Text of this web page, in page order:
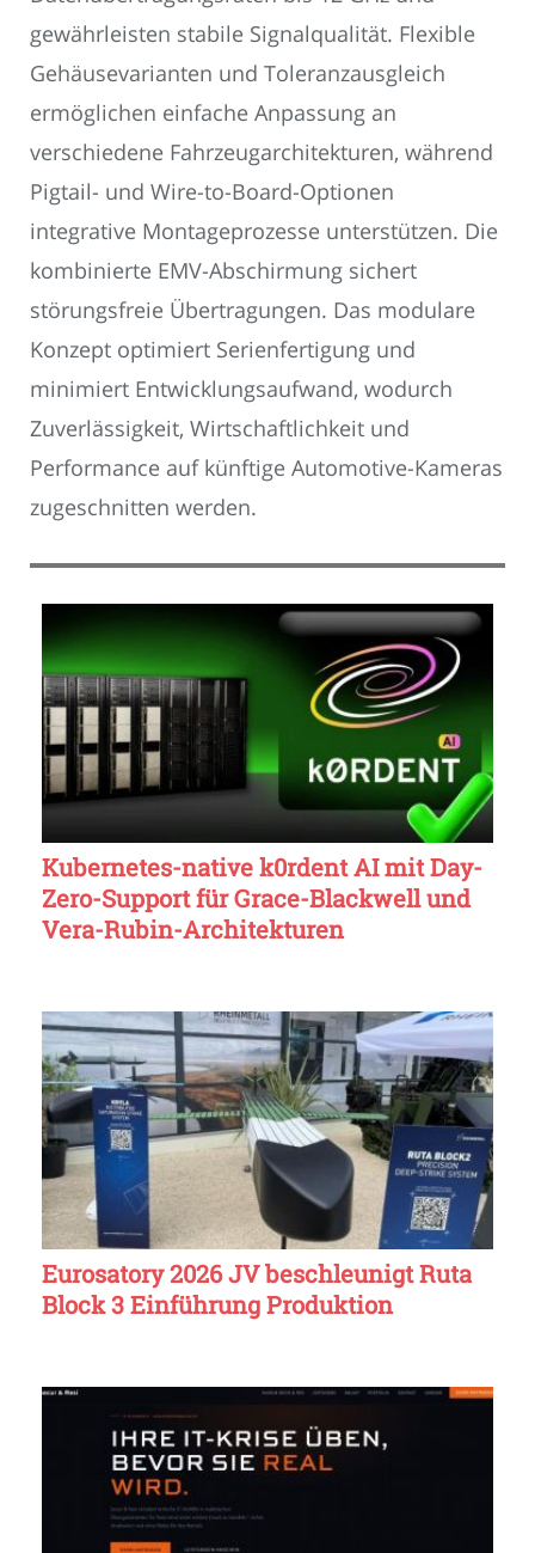
gewährleisten stabile Signalqualität. Flexible
Gehäusevarianten und Toleranzausgleich
ermöglichen einfache Anpassung an
verschiedene Fahrzeugarchitekturen, während
Pigtail- und Wire-to-Board-Optionen
integrative Montageprozesse unterstützen. Die
kombinierte EMV-Abschirmung sichert
störungsfreie Übertragungen. Das modulare
Konzept optimiert Serienfertigung und
minimiert Entwicklungsaufwand, wodurch
Zuverlässigkeit, Wirtschaftlichkeit und
Performance auf künftige Automotive-Kameras
zugeschnitten werden.
Kubernetes-native k0rdent AI mit Day-
Zero-Support für Grace-Blackwell und
Vera-Rubin-Architekturen
Eurosatory 2026 JV beschleunigt Ruta
Block 3 Einführung Produktion